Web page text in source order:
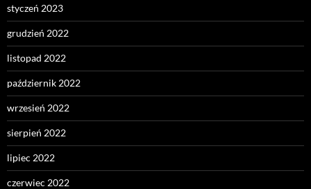
styczeń 2023
grudzień 2022
listopad 2022
październik 2022
wrzesień 2022
sierpień 2022
lipiec 2022
czerwiec 2022